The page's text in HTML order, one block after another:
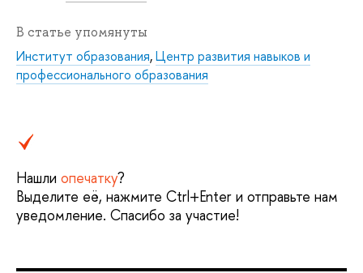
В статье упомянуты
Институт образования,Центр развития навыков и
профессионального образования
Нашли опечатку?
Выделите её, нажмите Ctrl+Enter и отправьте нам
уведомление. Спасибо за участие!